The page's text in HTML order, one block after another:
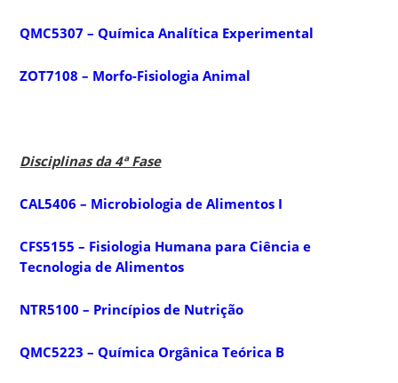
QMC5307 – Química Analítica Experimental
ZOT7108 – Morfo-Fisiologia Animal
Disciplinas da 4ª Fase
CAL5406 – Microbiologia de Alimentos I
CFS5155 – Fisiologia Humana para Ciência e
Tecnologia de Alimentos
NTR5100 – Princípios de Nutrição
QMC5223 – Química Orgânica Teórica B